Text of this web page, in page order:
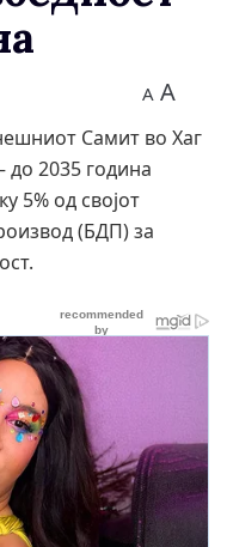
A A
Самит во Хаг
до 2035 година
5% од својот
(БДП) за